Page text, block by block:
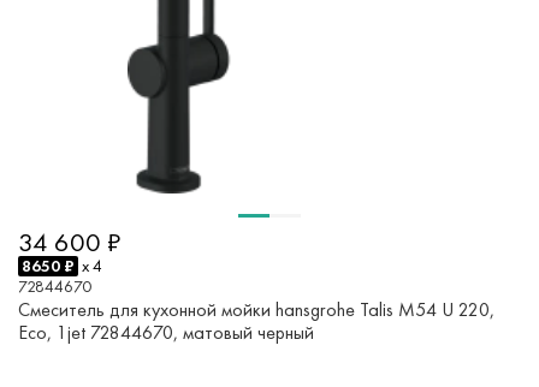
34 600 ₽
8650 ₽ x 4
72844670
Смеситель для кухонной мойки hansgrohe Talis M54 U 220,
Eco, 1jet 72844670, матовый черный